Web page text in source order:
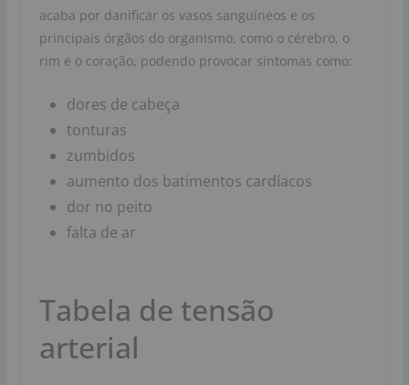
acaba por danificar os vasos sanguíneos e os
principais órgãos do organismo, como o cérebro, o
rim e o coração, podendo provocar sintomas como:
dores de cabeça
tonturas
zumbidos
aumento dos batimentos cardíacos
dor no peito
falta de ar
Tabela de tensão
arterial